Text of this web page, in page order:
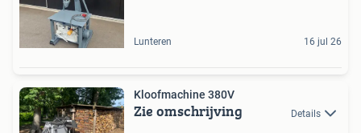
Lunteren 16 jul 26
Kloofmachine 380V
Zie omschrijving Details